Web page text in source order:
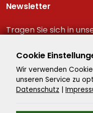
Newsletter
Tragen Sie sich in
Reiseschnäppchen!
Cookie
Wir verwenden
unseren Service zu
Datenschutz |